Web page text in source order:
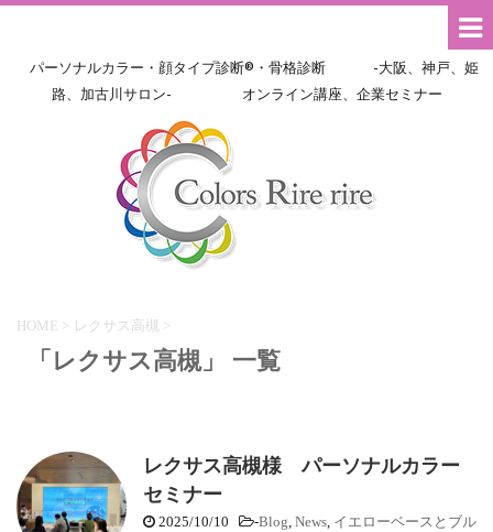
パーソナルカラー・顔タイプ診断®・骨格診断 -大阪、神戸、姫
路、加古川サロン- オンライン講座、企業セミナー
HOME > レクサス高槻 >
「レクサス高槻」 一覧
レクサス高槻様 パーソナルカラー
セミナー
2025/10/10 -Blog, News, イエローベースとブル